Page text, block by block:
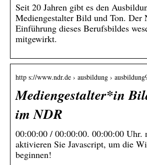
Seit 20 Jahren gibt es den
Mediengestalter Bild und Ton. Der
Einführung dieses Berufsbildes
mitgewirkt.
http s://www.ndr.de › ausbildung ›
Mediengestalter*in
im NDR
00:00:00 / 00:00:00. 00:00:00 Uhr.
aktivieren Sie Javascript, um die
beginnen!